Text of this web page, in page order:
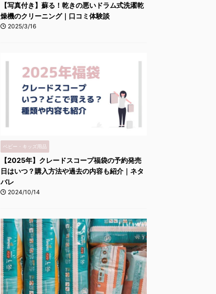
【写真付き】蘇る！乾きの悪いドラム式洗濯乾
燥機のクリーニング｜口コミ体験談
2025/3/16
ベビー・キッズ用品
【2025年】クレードスコープ福袋の予約発売
日はいつ？購入方法や過去の内容も紹介｜ネタ
バレ
2024/10/14